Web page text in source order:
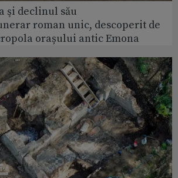
şi declinul său
roman unic, descoperit de
orașului antic Emona